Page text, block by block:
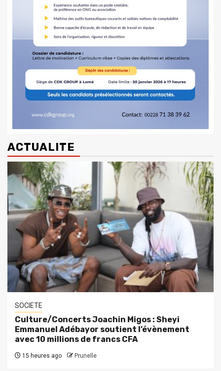
ACTUALITE
SOCIETE
Culture/Concerts Joachin Migos : Sheyi
Emmanuel Adébayor soutient l’évènement
avec 10 millions de francs CFA
15 heures ago Prunelle